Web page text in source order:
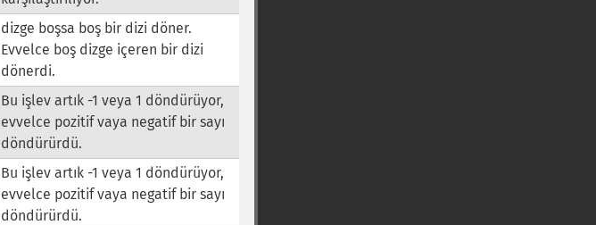
dizge boşsa boş bir dizi döner.
Evvelce boş dizge içeren bir dizi
dönerdi.
Bu işlev artık -1 veya 1 döndürüyor,
evvelce pozitif vaya negatif bir sayı
döndürürdü.
Bu işlev artık -1 veya 1 döndürüyor,
evvelce pozitif vaya negatif bir sayı
döndürürdü.